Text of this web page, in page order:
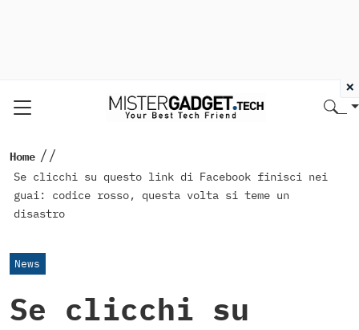
Home //
Se clicchi su questo link di Facebook finisci nei
guai: codice rosso, questa volta si teme un
disastro
News
Se clicchi su
×